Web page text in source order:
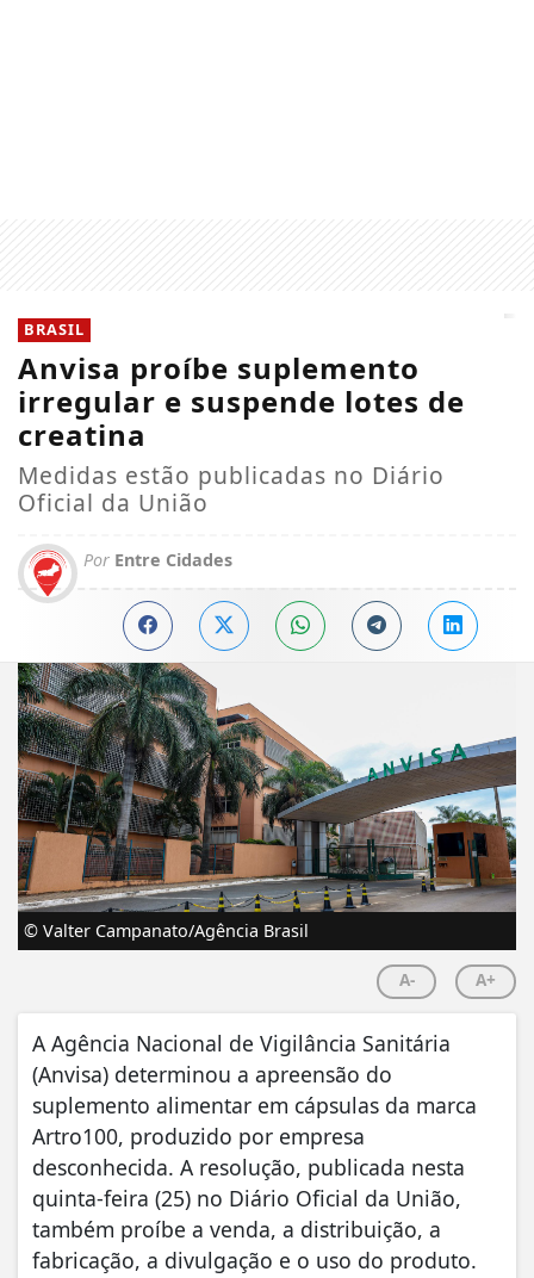
BRASIL
Anvisa proíbe suplemento
irregular e suspende lotes de
creatina
Medidas estão publicadas no Diário
Oficial da União
Por Entre Cidades
© Valter Campanato/Agência Brasil
A- A+
A Agência Nacional de Vigilância Sanitária
(Anvisa) determinou a apreensão do
suplemento alimentar em cápsulas da marca
Artro100, produzido por empresa
desconhecida. A resolução, publicada nesta
quinta-feira (25) no Diário Oficial da União,
também proíbe a venda, a distribuição, a
fabricação, a divulgação e o uso do produto.